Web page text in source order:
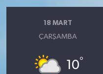
18 MART
ÇARŞAMBA
10°